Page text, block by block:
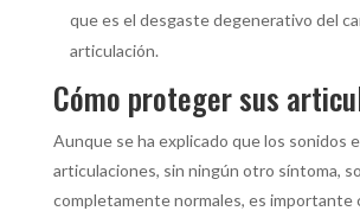
que es el desgaste degenerativo del
articulación.
Cómo proteger sus
Aunque se ha explicado que los sonidos
articulaciones, sin ningún otro síntoma,
completamente normales, es importante